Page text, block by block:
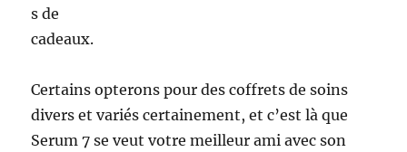
s de
cadeaux.
Certains opterons pour des coffrets de soins
divers et variés certainement, et c’est là que
Serum 7 se veut votre meilleur ami avec son